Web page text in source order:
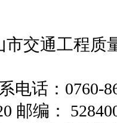
市交通工程
电话：0760-
邮编：